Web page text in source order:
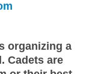
organizing a
Cadets are